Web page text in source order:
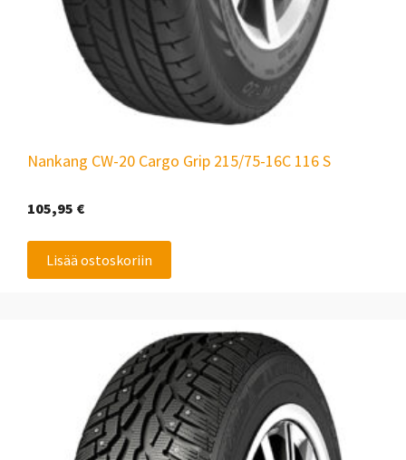
Nankang CW-20 Cargo Grip 215/75-16C 116 S
105,95 €
Lisää ostoskoriin